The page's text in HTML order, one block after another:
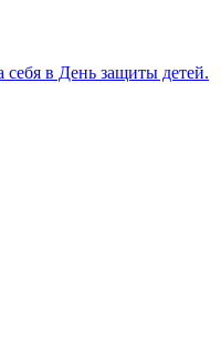
себя в День защиты детей.